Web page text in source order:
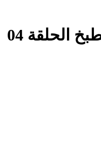
الحلقة 04